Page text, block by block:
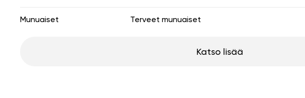
Munuaiset Terveet munuaiset
Katso lisää